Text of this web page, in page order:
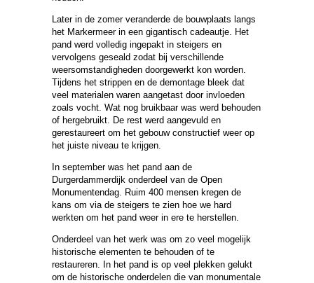
Later in de zomer veranderde de bouwplaats langs
het Markermeer in een gigantisch cadeautje. Het
pand werd volledig ingepakt in steigers en
vervolgens geseald zodat bij verschillende
weersomstandigheden doorgewerkt kon worden.
Tijdens het strippen en de demontage bleek dat
veel materialen waren aangetast door invloeden
zoals vocht. Wat nog bruikbaar was werd behouden
of hergebruikt. De rest werd aangevuld en
gerestaureert om het gebouw constructief weer op
het juiste niveau te krijgen.
In september was het pand aan de
Durgerdammerdijk onderdeel van de Open
Monumentendag. Ruim 400 mensen kregen de
kans om via de steigers te zien hoe we hard
werkten om het pand weer in ere te herstellen.
Onderdeel van het werk was om zo veel mogelijk
historische elementen te behouden of te
restaureren. In het pand is op veel plekken gelukt
om de historische onderdelen die van monumentale